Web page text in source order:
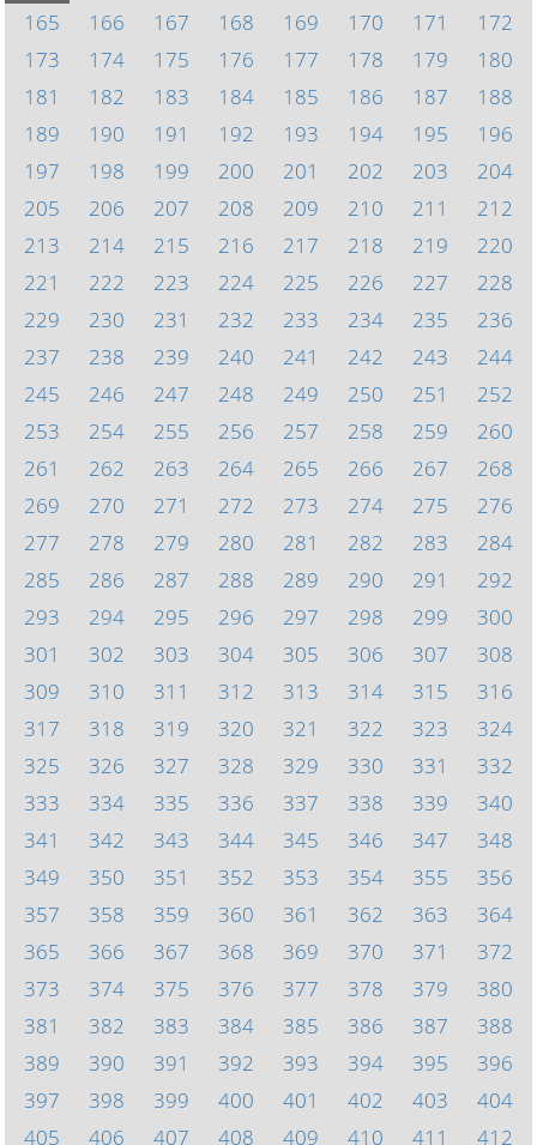
165
166 167 168 169 170 171
172
173
174 175 176 177 178 179
180
181
182 183 184 185 186 187
188
189
190 191 192 193 194 195
196
197
198 199 200 201 202 203
204
205
206 207 208 209 210 211
212
213
214 215 216 217 218 219
220
221
222 223 224 225 226 227
228
229
230 231 232 233 234 235
236
237
238 239 240 241 242 243
244
245
246 247 248 249 250 251
252
253
254 255 256 257 258 259
260
261
262 263 264 265 266 267
268
269
270 271 272 273 274 275
276
277
278 279 280 281 282 283
284
285
286 287 288 289 290 291
292
293
294 295 296 297 298 299
300
301
302 303 304 305 306 307
308
309
310 311 312 313 314 315
316
317
318 319 320 321 322 323
324
325
326 327 328 329 330 331
332
333
334 335 336 337 338 339
340
341
342 343 344 345 346 347
348
349
350 351 352 353 354 355
356
357
358 359 360 361 362 363
364
365
366 367 368 369 370 371
372
373
374 375 376 377 378 379
380
381
382 383 384 385 386 387
388
389
390 391 392 393 394 395
396
397
398 399 400 401 402 403
404
405
406 407 408 409 410 411 412